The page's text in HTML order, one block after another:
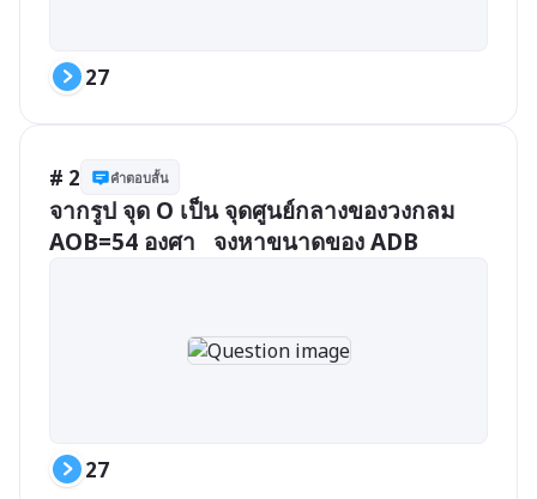
27
# 2 คำตอบสั้น
จากรูป จุด O เป็น จุดศูนย์กลางของวงกลม
AOB=54 องศา   จงหาขนาดของ ADB
27